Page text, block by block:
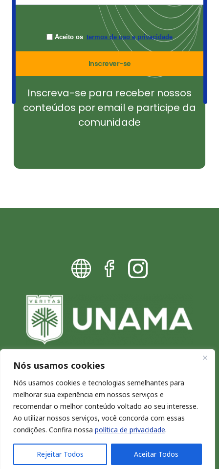
Nós usamos cookies
Nós usamos cookies e tecnologias semelhantes para
melhorar sua experiência em nossos serviços e
recomendar o melhor conteúdo voltado ao seu interesse.
Ao utilizar nossos serviços, você concorda com essas
condições. Confira nossa política de privacidade.
Rejeitar Todos Aceitar Todos
Aceito os termos de uso e privacidade
Inscrever-se
Inscreva-se para receber nossos
conteúdos por email e participe da
comunidade
Blog da UNAMA - Excelência por
natureza
Copyright © 2026. Todos os direitos reservados.